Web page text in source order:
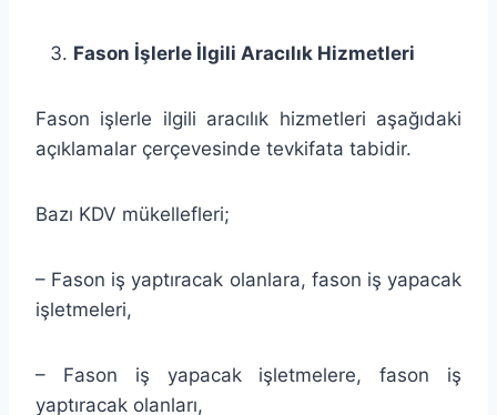
Fason İşlerle İlgili Aracılık Hizmetleri
Fason işlerle ilgili aracılık hizmetleri aşağıdaki
açıklamalar çerçevesinde tevkifata tabidir.
Bazı KDV mükellefleri;
– Fason iş yaptıracak olanlara, fason iş yapacak
işletmeleri,
– Fason iş yapacak işletmelere, fason iş
yaptıracak olanları,